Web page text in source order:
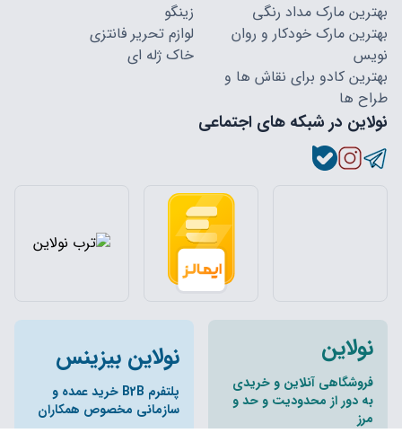
بهترین مارک مداد رنگی
بهترین مارک خودکار و روان
نویس
بهترین کادو برای نقاش ها و
طراح ها
زینگو
لوازم تحریر فانتزی
خاک ژله ای
نولاین در شبکه های اجتماعی
نولاین
فروشگاهی آنلاین و خریدی
به دور از محدودیت و حد و
مرز
نولاین بیزینس
پلتفرم B2B خرید عمده و
سازمانی مخصوص همکاران